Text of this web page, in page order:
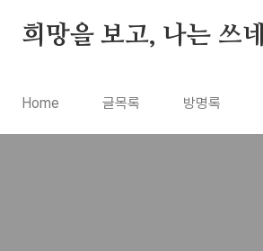
희망을 보고, 나는 쓰네
Home 글목록 방명록